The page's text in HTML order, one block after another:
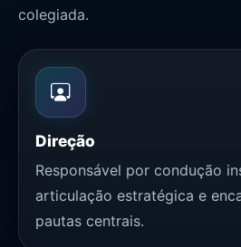
colegiada.
Direção
Responsável por condução
articulação estratégica e
pautas centrais.